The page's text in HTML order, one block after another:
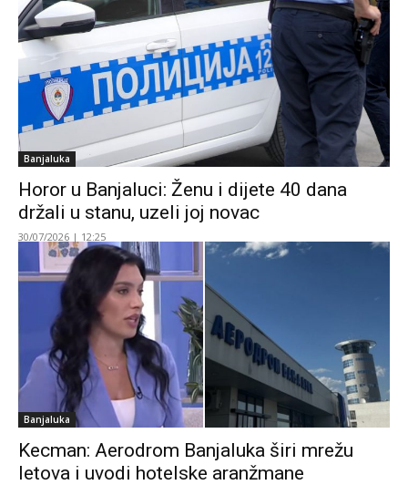
Banjaluka
Horor u Banjaluci: Ženu i dijete 40 dana
držali u stanu, uzeli joj novac
30/07/2026 | 12:25
Banjaluka
Kecman: Aerodrom Banjaluka širi mrežu
letova i uvodi hotelske aranžmane